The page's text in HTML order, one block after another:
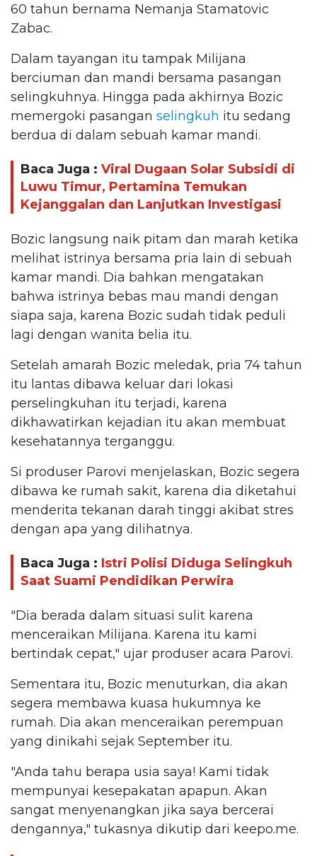
60 tahun bernama Nemanja Stamatovic
Zabac.
Dalam tayangan itu tampak Milijana
berciuman dan mandi bersama pasangan
selingkuhnya. Hingga pada akhirnya Bozic
memergoki pasangan selingkuh itu sedang
berdua di dalam sebuah kamar mandi.
Baca Juga : Viral Dugaan Solar Subsidi di
Luwu Timur, Pertamina Temukan
Kejanggalan dan Lanjutkan Investigasi
Bozic langsung naik pitam dan marah ketika
melihat istrinya bersama pria lain di sebuah
kamar mandi. Dia bahkan mengatakan
bahwa istrinya bebas mau mandi dengan
siapa saja, karena Bozic sudah tidak peduli
lagi dengan wanita belia itu.
Setelah amarah Bozic meledak, pria 74 tahun
itu lantas dibawa keluar dari lokasi
perselingkuhan itu terjadi, karena
dikhawatirkan kejadian itu akan membuat
kesehatannya terganggu.
Si produser Parovi menjelaskan, Bozic segera
dibawa ke rumah sakit, karena dia diketahui
menderita tekanan darah tinggi akibat stres
dengan apa yang dilihatnya.
Baca Juga : Istri Polisi Diduga Selingkuh
Saat Suami Pendidikan Perwira
"Dia berada dalam situasi sulit karena
menceraikan Milijana. Karena itu kami
bertindak cepat," ujar produser acara Parovi.
Sementara itu, Bozic menuturkan, dia akan
segera membawa kuasa hukumnya ke
rumah. Dia akan menceraikan perempuan
yang dinikahi sejak September itu.
"Anda tahu berapa usia saya! Kami tidak
mempunyai kesepakatan apapun. Akan
sangat menyenangkan jika saya bercerai
dengannya," tukasnya dikutip dari keepo.me.